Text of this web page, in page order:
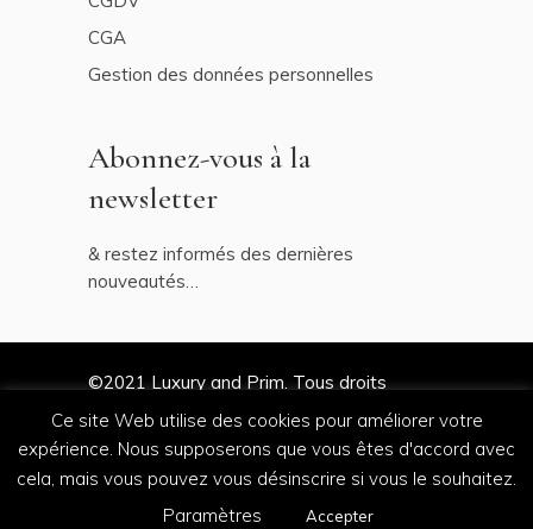
CGA
Gestion des données personnelles
Abonnez-vous à la
newsletter
& restez informés des dernières
nouveautés…
©2021 Luxury and Prim. Tous droits
réservés
bySalt & Paper
Ce site Web utilise des cookies pour améliorer votre
expérience. Nous supposerons que vous êtes d'accord avec
cela, mais vous pouvez vous désinscrire si vous le souhaitez.
Paramètres
Accepter